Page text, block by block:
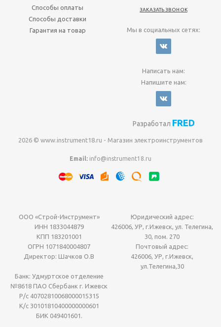
Способы оплаты
Способы доставки
Гарантия на товар
ЗАКАЗАТЬ ЗВОНОК
Мы в социальных сетях:
Написать нам:
Напишите нам:
Разработал FRED
2026 © www.instrument18.ru - Магазин электроинструментов
Email: info@instrument18.ru
ООО «Строй-Инструмент»
ИНН 1833044879
КПП 183201001
ОГРН 1071840004807
Директор: Шачков О.В
Юридический адрес:
426006, УР, г.Ижевск, ул. Телегина,
30, пом. 270
Почтовый адрес:
426006, УР, г.Ижевск,
ул.Телегина,30
Банк: Удмуртское отделение
№8618 ПАО Сбербанк г. Ижевск
Р/с 40702810068000015315
К/с 30101810400000000601
БИК 049401601.